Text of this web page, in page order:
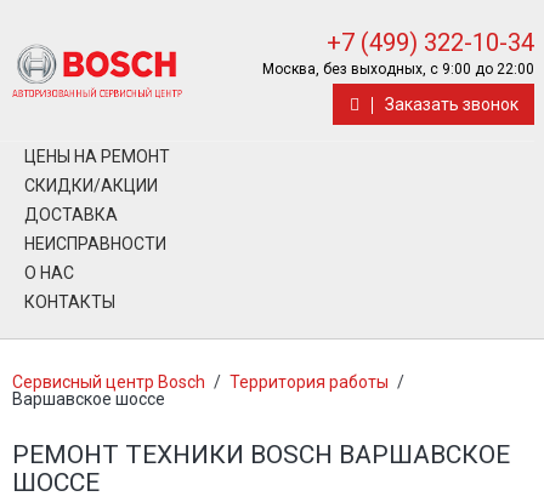
+7 (499) 322-10-34
Москва, без выходных, с 9:00 до 22:00
Заказать звонок
ЦЕНЫ НА РЕМОНТ
СКИДКИ/АКЦИИ
ДОСТАВКА
НЕИСПРАВНОСТИ
О НАС
КОНТАКТЫ
Сервисный центр Bosch / Территория работы /
Варшавское шоссе
РЕМОНТ ТЕХНИКИ BOSCH ВАРШАВСКОЕ
ШОССЕ